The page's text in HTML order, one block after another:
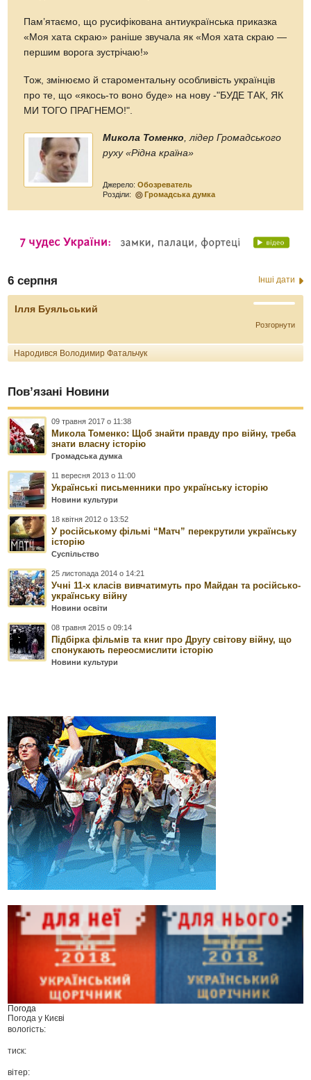
Пам’ятаємо, що русифікована антиукраїнська приказка
«Моя хата скраю» раніше звучала як «Моя хата скраю —
першим ворога зустрічаю!»
Тож, змінюємо й староментальну особливість українців
про те, що «якось-то воно буде» на нову -"БУДЕ ТАК, ЯК
МИ ТОГО ПРАГНЕМО!".
Микола Томенко, лідер Громадського
руху «Рідна країна»
Джерело:Обозреватель
Розділи:
Громадська думка
6 серпня Інші дати
Ілля Буяльський
Розгорнути
Народився Володимир Фатальчук
Пов’язані Новини
09 травня 2017 о 11:38
Микола Томенко: Щоб знайти правду про війну, треба
знати власну історію
Громадська думка
11 вересня 2013 о 11:00
Українські письменники про українську історію
Новини культури
18 квітня 2012 о 13:52
У російському фільмі “Матч” перекрутили українську
історію
Суспільство
25 листопада 2014 о 14:21
Учні 11-х класів вивчатимуть про Майдан та російсько-
українську війну
Новини освіти
08 травня 2015 о 09:14
Підбірка фільмів та книг про Другу світову війну, що
спонукають переосмислити історію
Новини культури
Погода
Погода у Києві
вологість:
тиск:
вітер: